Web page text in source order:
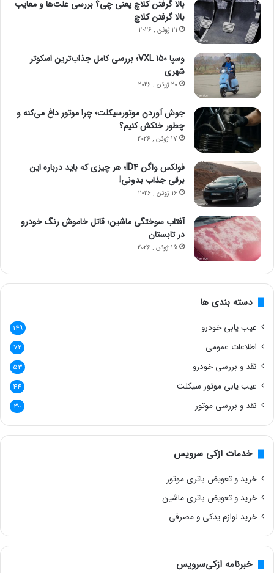
بالا گرفتن کلاچ یعنی چی؟ بررسی علت‌ها و معایب
بالا گرفتن کلاچ
21 ژوئن , 2026
وسپا VXL 150؛ بررسی کامل جذاب‌ترین اسکوتر
شهری
20 ژوئن , 2026
جوش آوردن موتورسیکلت؛ چرا موتور داغ می‌کنه و
چطور خنکش کنیم؟
17 ژوئن , 2026
فولکس واگن ID4؛ هر چیزی که باید درباره این
برقی جذاب بدونی!
16 ژوئن , 2026
آفتاب سوختگی ماشین؛ قاتل خاموش رنگ خودرو
در تابستان
15 ژوئن , 2026
دسته بندی ها
عیب یابی خودرو 149
اطلاعات عمومی 72
نقد و بررسی خودرو 53
عیب یابی موتور سیکلت 44
نقد و بررسی موتور 30
خدمات ازکی سرویس
خرید و تعویض باتری موتور
خرید و تعویض باتری ماشین
خرید لوازم یدکی و مصرفی
خبرنامه ازکی‌سرویس